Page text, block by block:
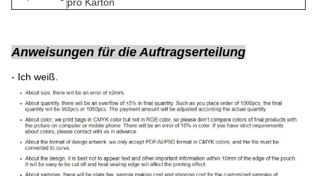
Anweisungen für die Auftragserteilung
- Ich weiß.